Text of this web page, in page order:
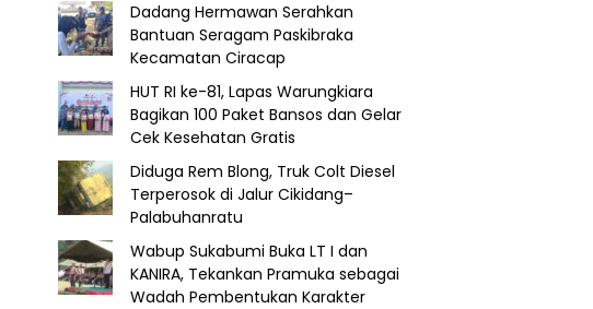
Dadang Hermawan Serahkan
Bantuan Seragam Paskibraka
Kecamatan Ciracap
HUT RI ke-81, Lapas Warungkiara
Bagikan 100 Paket Bansos dan Gelar
Cek Kesehatan Gratis
Diduga Rem Blong, Truk Colt Diesel
Terperosok di Jalur Cikidang–
Palabuhanratu
Wabup Sukabumi Buka LT I dan
KANIRA, Tekankan Pramuka sebagai
Wadah Pembentukan Karakter